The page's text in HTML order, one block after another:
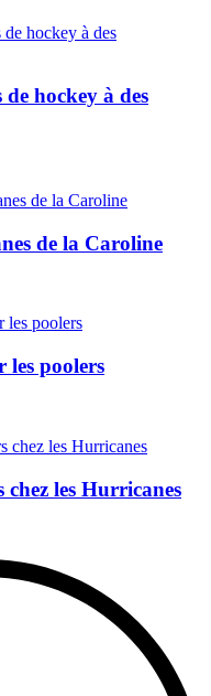
de hockey à des
de la Caroline
les poolers
chez les Hurricanes